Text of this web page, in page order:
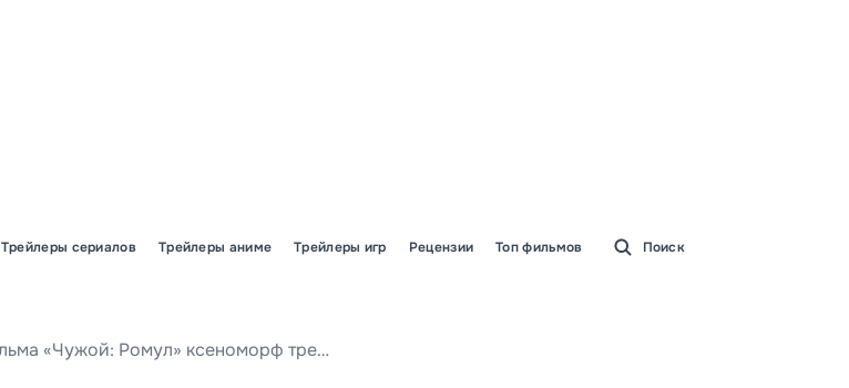
Трейлеры сериалов Трейлеры аниме Трейлеры игр Рецензии Топ фильмов Поиск
В начале фильма «Чужой: Ромул» ксеноморф тревожно выслеживает Изабелу Мерсед, создавая напряжённую атмосферу с первых кадров.